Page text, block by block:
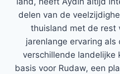
delen van de
thuisland met de rest
jarenlange ervaring
verschillende landelijke
basis voor Rudaw, een